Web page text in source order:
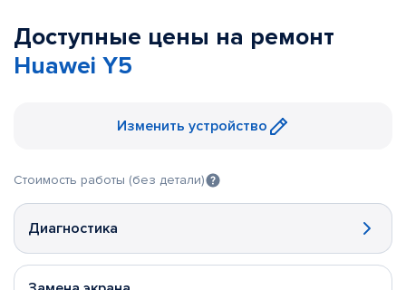
Доступные цены на ремонт
Huawei Y5
Изменить устройство
Стоимость работы (без детали)
Диагностика